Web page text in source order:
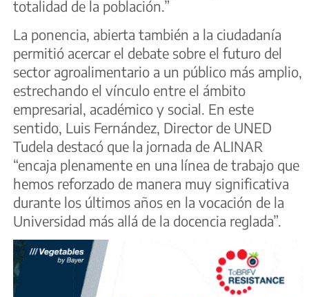
totalidad de la población.”
La ponencia, abierta también a la ciudadanía
permitió acercar el debate sobre el futuro del
sector agroalimentario a un público más amplio,
estrechando el vínculo entre el ámbito
empresarial, académico y social. En este
sentido, Luis Fernández, Director de UNED
Tudela destacó que la jornada de ALINAR
“encaja plenamente en una línea de trabajo que
hemos reforzado de manera muy significativa
durante los últimos años en la vocación de la
Universidad más allá de la docencia reglada”.